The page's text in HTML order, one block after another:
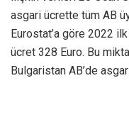
asgari ücrette tüm AB
Eurostat’a göre 2022
ücret 328 Euro. Bu
Bulgaristan AB’de